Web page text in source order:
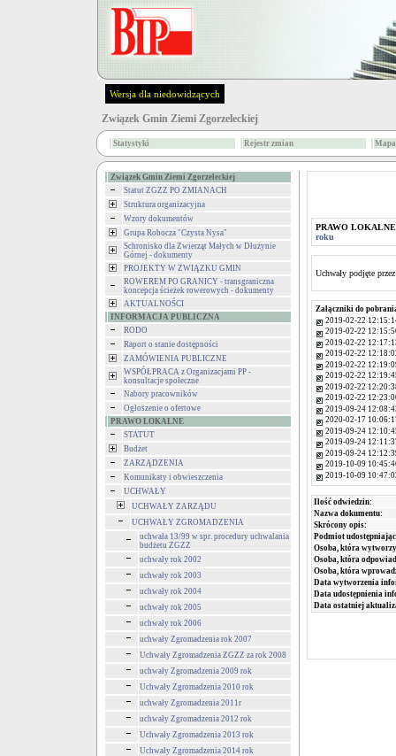
Wersja dla niedowidzących
Związek Gmin Ziemi Zgorzeleckiej
Statystyki Rejestr zmian
Związek Gmin Ziemi Zgorzeleckiej
Statut ZGZZ PO ZMIANACH
Struktura organizacyjna
Wzory dokumentów
Grupa Robocza "Czysta Nysa"
Schronisko dla Zwierząt Małych w Dłużynie
Górnej - dokumenty
PROJEKTY W ZWIĄZKU GMIN
ROWEREM PO GRANICY - transgraniczna
koncepcja ścieżek rowerowych - dokumenty
AKTUALNOŚCI
INFORMACJA PUBLICZNA
RODO
Raport o stanie dostępności
ZAMÓWIENIA PUBLICZNE
WSPÓŁPRACA z Organizacjami PP -
konsultacje społeczne
Nabory pracowników
Ogłoszenie o ofertowe
PRAWO LOKALNE
STATUT
Budżet
ZARZĄDZENIA
Komunikaty i obwieszczenia
UCHWAŁY
UCHWAŁY ZARZĄDU
UCHWAŁY ZGROMADZENIA
uchwała 13/99 w spr. procedury uchwalania
budżetu ZGZZ
uchwały rok 2002
uchwały rok 2003
uchwały rok 2004
uchwały rok 2005
uchwały rok 2006
uchwały Zgromadzenia rok 2007
Uchwały Zgromadzenia ZGZZ za rok 2008
uchwały Zgromadzenia 2009 rok
Uchwały Zgromadzenia 2010 rok
uchwały Zgromadzenia 2011r
uchwały Zgromadzenia 2012 rok
Uchwały Zgromadzenia 2013 rok
Uchwały Zgromadzenia 2014 rok
PRAWO LOKALNE
roku
Uchwały podjęte
Załączniki do
2019-02-22
2019-02-22
2019-02-22
2019-02-22
2019-02-22
2019-02-22
2019-02-22
2019-02-22
2019-09-24
2020-02-17
2019-09-24
2019-09-24
2019-09-24
2019-10-09
2019-10-09
Ilość odwiedzin:
Nazwa dokumentu:
Skrócony opis:
Podmiot
Osoba, która
Osoba, która
Osoba, która
Data wytworzenia
Data udostępnienia
Data ostatniej